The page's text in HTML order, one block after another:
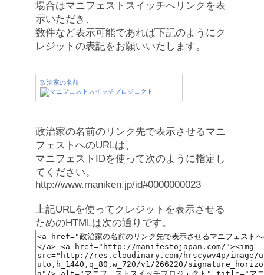
場合はマニフェストスイッチへリンクを表
示いただき、
数件など表示可能であれば下記のようにク
レジットの表記をお願いいたします。
政治家の名前
政治家の名前のリンク先で表示させるマニ
フェストへのURLは、
マニフェストIDを使って次のように指定し
てください。
http://www.maniken.jp/id#0000000023
上記URLを使ってクレジットを表示させる
ためのHTMLは次の通りです。